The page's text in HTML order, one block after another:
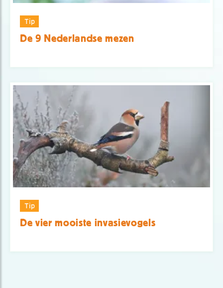
Tip
De 9 Nederlandse mezen
Tip
De vier mooiste invasievogels